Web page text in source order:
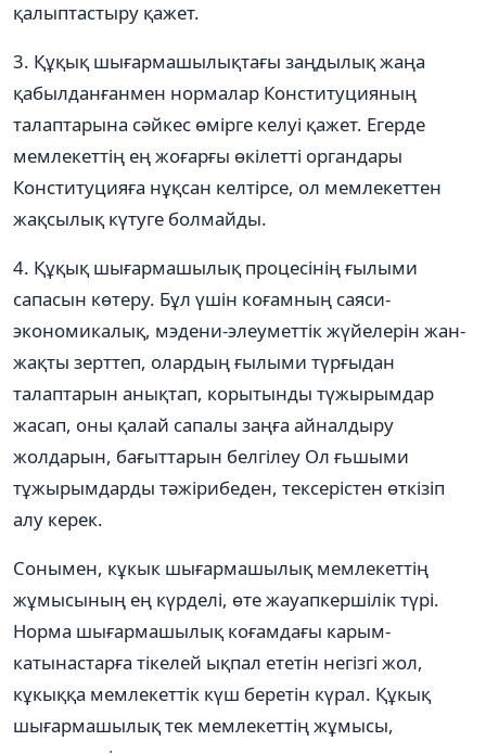
қалыптастыру қажет.
3. Құқық шығармашылықтағы заңдылық жаңа
қабылданғанмен нормалар Конституцияның
талаптарына сәйкес өмiрге келуi қажет. Егерде
мемлекеттiң ең жоғарғы өкiлеттi органдары
Конституцияға нұқсан келтiрсе, ол мемлекеттен
жақсылық күтуге болмайды.
4. Құқық шығармашылық процесінің ғылыми
сапасын көтеру. Бұл үшiн коғамның саяси-
экономикалық, мэдени-элеуметтiк жүйелерiн жан-
жақты зерттеп, олардың ғылыми түрғыдан
талаптарын анықтап, корытынды түжырымдар
жасап, оны қалай сапалы заңға айналдыру
жолдарын, бағыттарын белгiлеу Ол ғьшыми
тұжырымдарды тәжiрибеден, тексерiстен өткiзiп
алу керек.
Сонымен, кұкык шығармашылық мемлекеттiң
жұмысының ең күрделi, өте жауапкершiлiк түрi.
Норма шығармашылық коғамдағы карым-
катынастарға тiкелей ықпал ететiн негiзгi жол,
кұкыққа мемлекеттiк күш беретiн күрал. Құкық
шығармашылық тек мемлекеттiң жұмысы,